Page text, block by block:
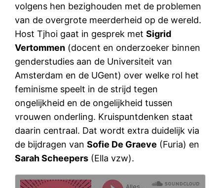
volgens hen bezighouden met de problemen
van de overgrote meerderheid op de wereld.
Host Tjhoi gaat in gesprek metSigrid
Vertommen (docent en onderzoeker binnen
genderstudies aan de Universiteit van
Amsterdam en de UGent) over welke rol het
feminisme speelt in de strijd tegen
ongelijkheid en de ongelijkheid tussen
vrouwen onderling. Kruispuntdenken staat
daarin centraal. Dat wordt extra duidelijk via
de bijdragen vanSofie De Graeve (Furia) en
Sarah Scheepers (Ella vzw).